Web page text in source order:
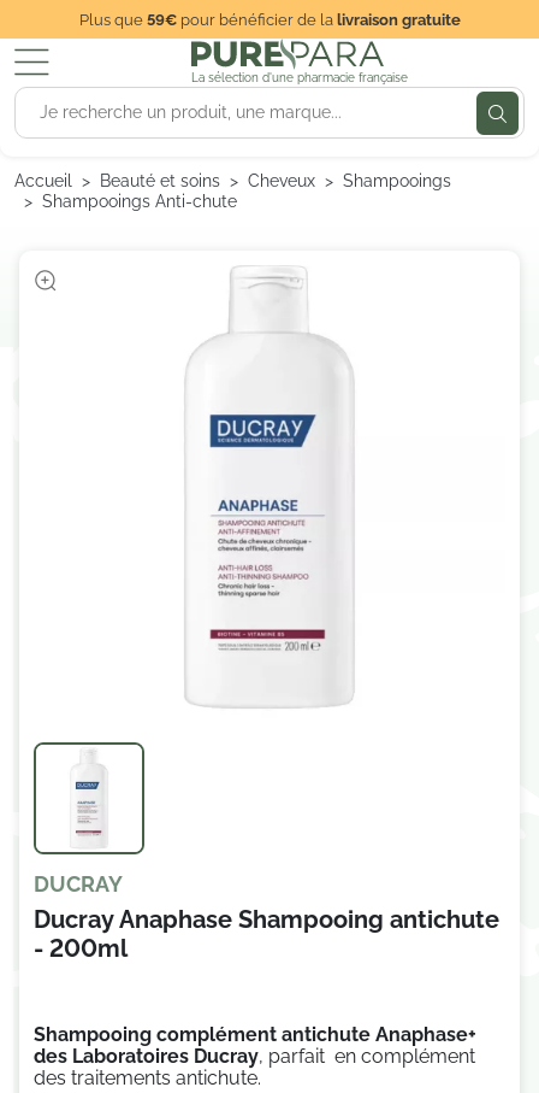
Plus que59€pour bénéficier de lalivraison gratuite
La sélection d'une pharmacie française
Accueil Beauté et soins Cheveux
Shampooings
Shampooings Anti-chute
DUCRAY
Ducray Anaphase Shampooing antichute
- 200ml
Shampooing complément antichute Anaphase+
des Laboratoires Ducray, parfait en complément
des traitements antichute.